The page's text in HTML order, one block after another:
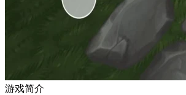
游戏简介